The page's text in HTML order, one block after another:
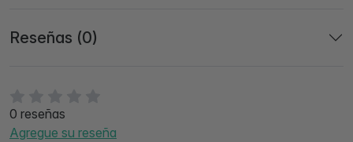
0 reseñas
Agregue su reseña
Reseñas (0)